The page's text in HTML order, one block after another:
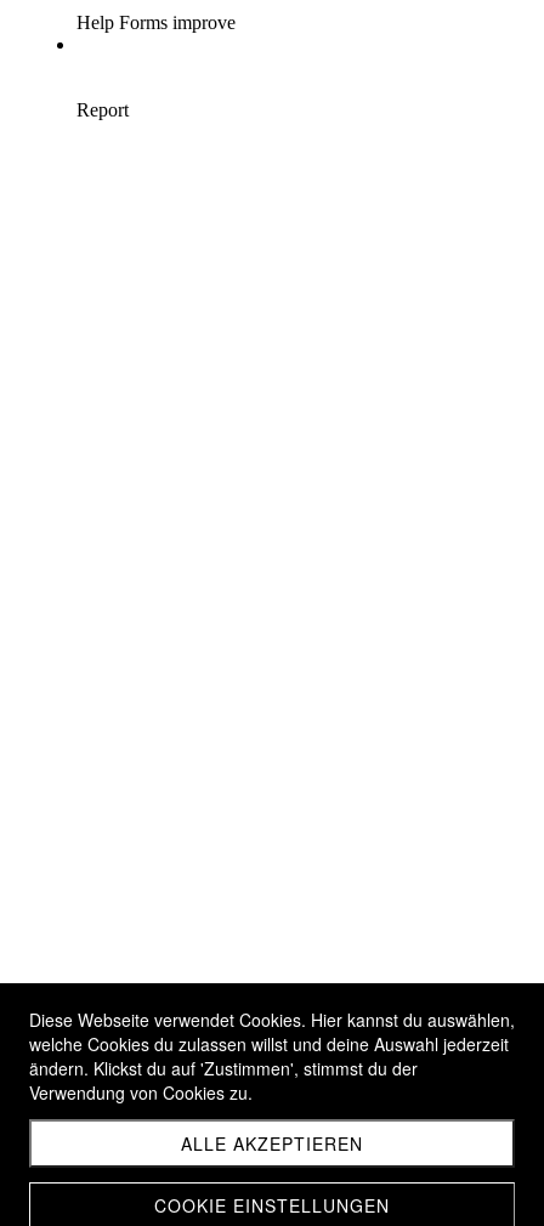
Diese Webseite verwendet Cookies. Hier kannst du auswählen,
welche Cookies du zulassen willst und deine Auswahl jederzeit
ändern. Klickst du auf 'Zustimmen', stimmst du der
Verwendung von Cookies zu.
ALLE AKZEPTIEREN
COOKIE EINSTELLUNGEN